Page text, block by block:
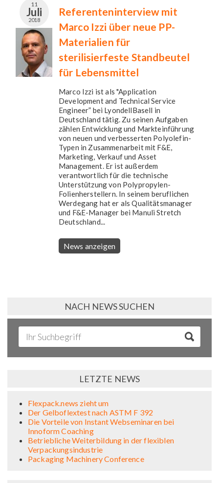
11
Juli
2018
Referenteninterview mit
Marco Izzi über neue PP-
Materialien für
sterilisierfeste Standbeutel
für Lebensmittel
Marco Izzi ist als "Application
Development and Technical Service
Engineer” bei LyondellBasell in
Deutschland tätig. Zu seinen Aufgaben
zählen Entwicklung und Markteinführung
von neuen und verbesserten Polyolefin-
Typen in Zusammenarbeit mit F&E,
Marketing, Verkauf und Asset
Management. Er ist außerdem
verantwortlich für die technische
Unterstützung von Polypropylen-
Folienherstellern. In seinem beruflichen
Werdegang hat er als Qualitätsmanager
und F&E-Manager bei Manuli Stretch
Deutschland...
News anzeigen
NACH NEWS SUCHEN
LETZTE NEWS
Flexpack.news zieht um
Der Gelboflextest nach ASTM F 392
Die Vorteile von Instant Webseminaren bei
Innoform Coaching
Betriebliche Weiterbildung in der flexiblen
Verpackungsindustrie
Packaging Machinery Conference